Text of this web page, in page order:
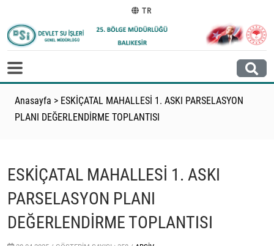
TR
Anasayfa > ESKİÇATAL MAHALLESİ 1. ASKI PARSELASYON
PLANI DEĞERLENDİRME TOPLANTISI
ESKİÇATAL MAHALLESİ 1. ASKI
PARSELASYON PLANI
DEĞERLENDİRME TOPLANTISI